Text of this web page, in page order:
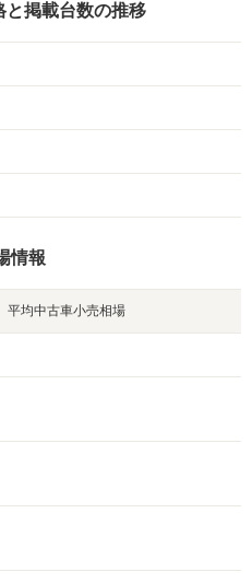
と掲載台数の推移
情報
平均中古車小売相場